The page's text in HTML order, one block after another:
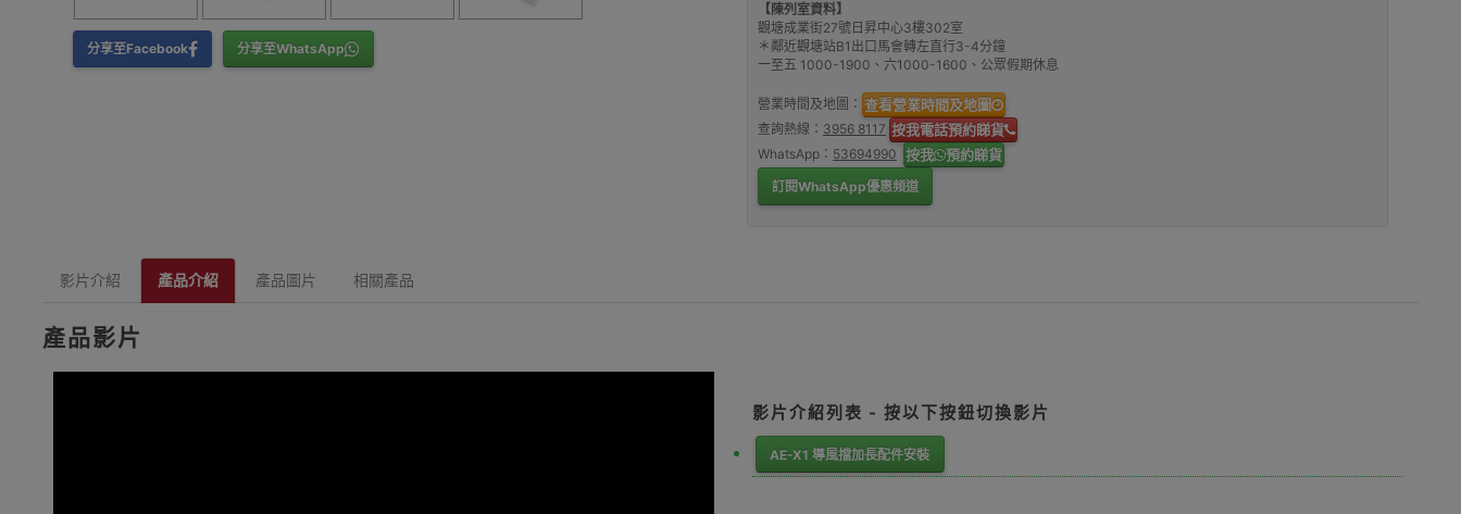
分享至Facebook 分享至WhatsApp
【陳列室資料】
觀塘成業街27號日昇中心3樓302室
＊鄰近觀塘站B1出口馬會轉左直行3-4分鐘
一至五 1000-1900、六1000-1600、公眾假期休息
營業時間及地圖： 查看營業時間及地圖
查詢熱線： 3956 8117 按我電話預約睇貨
WhatsApp： 53694990 按我 預約睇貨
訂閱WhatsApp優惠頻道
影片介紹 產品介紹 產品圖片 相關產品
產品影片
影片介紹列表 - 按以下按鈕切換影片
AE-X1 導風擋加長配件安裝